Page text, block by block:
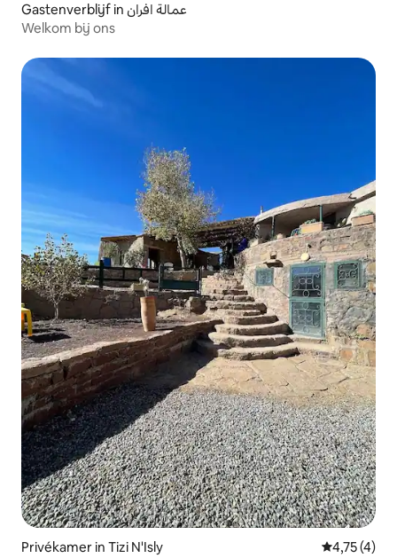
Gastenverblijf in عمالة افران
Welkom bij ons
Privékamer in Tizi N'Isly
4,75 (4)